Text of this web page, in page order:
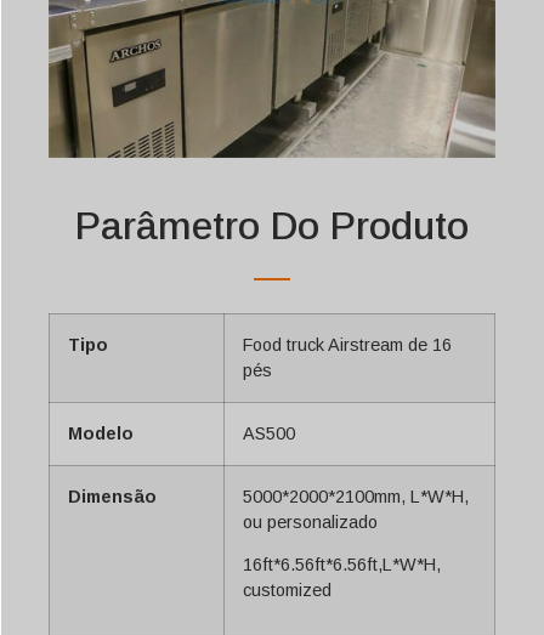
Parâmetro Do Produto
Tipo
Food truck Airstream de 16
pés
Modelo AS500
Dimensão
5000*2000*2100mm, L*W*H,
ou personalizado
16ft*6.56ft*6.56ft,L*W*H,
customized